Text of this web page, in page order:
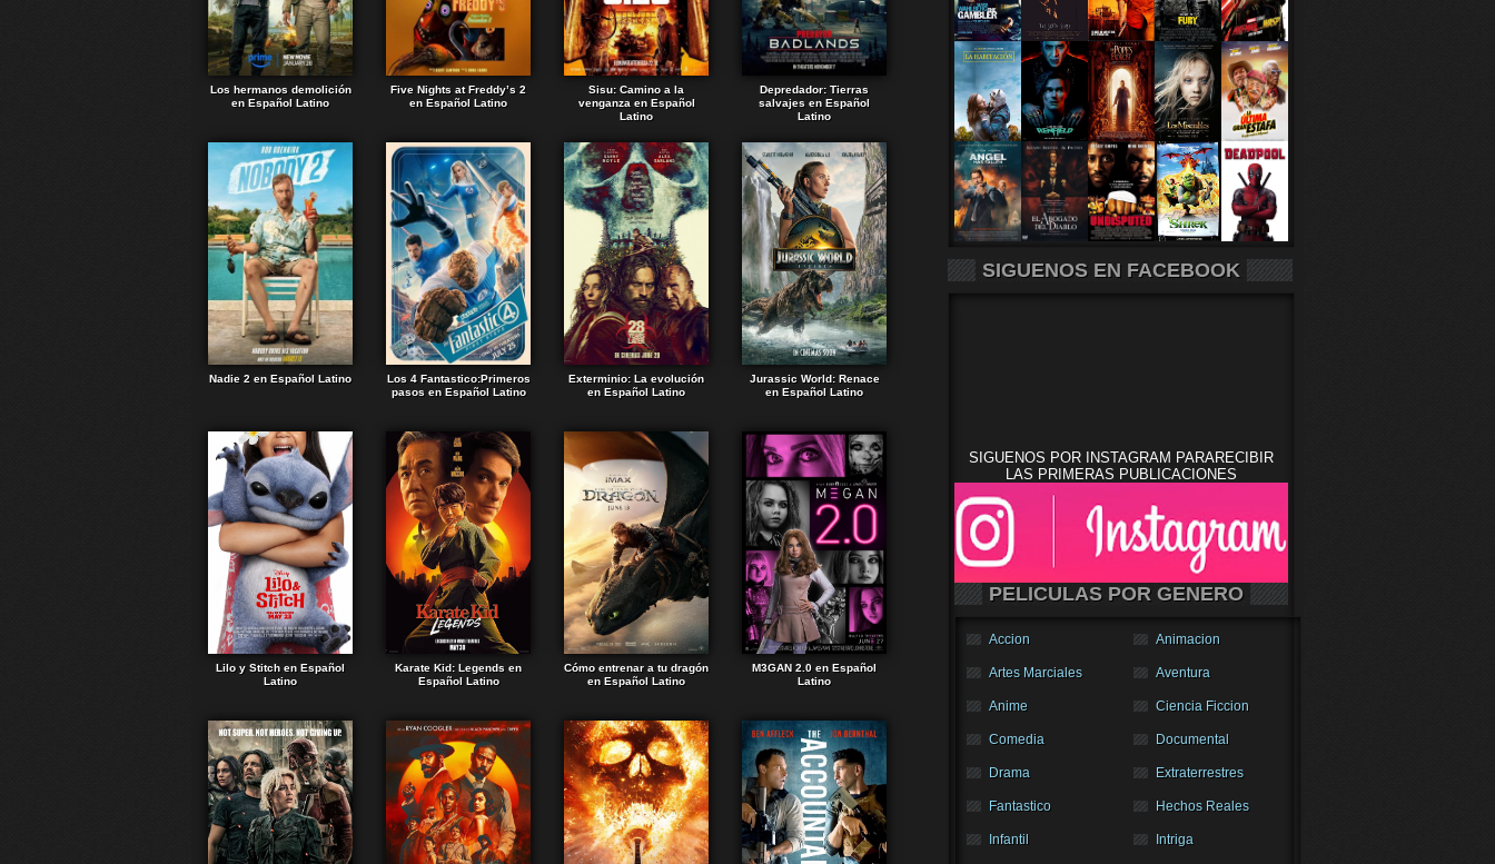
Los hermanos demolición
en Español Latino
Five Nights at Freddy’s 2
en Español Latino
Sisu: Camino a la
venganza en Español
Latino
Depredador: Tierras
salvajes en Español
Latino
Nadie 2 en Español Latino
Los 4 Fantastico:Primeros
pasos en Español Latino
Exterminio: La evolución
en Español Latino
Jurassic World: Renace
en Español Latino
Lilo y Stitch en Español
Latino
Karate Kid: Legends en
Español Latino
Cómo entrenar a tu dragón
en Español Latino
M3GAN 2.0 en Español
Latino
SIGUENOS EN FACEBOOK
SIGUENOS POR INSTAGRAM PARARECIBIR
LAS PRIMERAS PUBLICACIONES
PELICULAS POR GENERO
Accion Animacion
Artes Marciales Aventura
Anime Ciencia Ficcion
Comedia Documental
Drama Extraterrestres
Fantastico Hechos Reales
Infantil Intriga